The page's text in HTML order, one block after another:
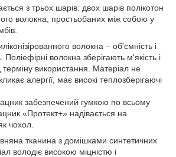
з трьох шарів: двох шарів полікотон
волокна, простьобаних між собою у
волокна – об'ємність і
Поліефірні волокна зберігають м'якість і
використання. Матеріал не
алергії, має високі теплозберігаючі
забезпечений гумкою по всьому
«Протект+» надівається на
чохол.
тканина з домішками синтетичних
володіє високою міцністю і